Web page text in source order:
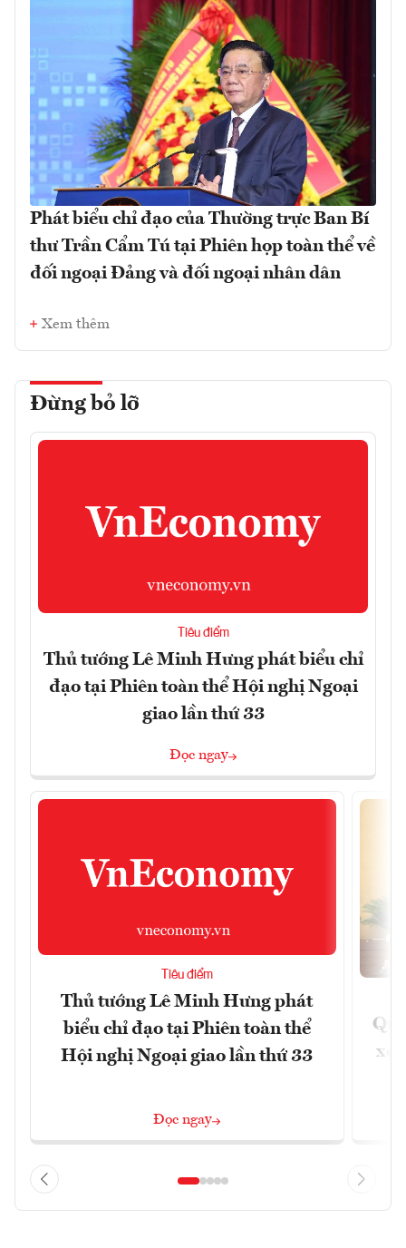
Phát biểu chỉ đạo của Thường trực Ban Bí
thư Trần Cẩm Tú tại Phiên họp toàn thể về
đối ngoại Đảng và đối ngoại nhân dân
Xem thêm
Đừng bỏ lỡ
Tiêu điểm
Thủ tướng Lê Minh Hưng phát biểu chỉ
đạo tại Phiên toàn thể Hội nghị Ngoại
giao lần thứ 33
Đọc ngay
Tiêu điểm
Thủ tướng Lê Minh Hưng phát
biểu chỉ đạo tại Phiên toàn thể
Hội nghị Ngoại giao lần thứ 33
Đọc ngay